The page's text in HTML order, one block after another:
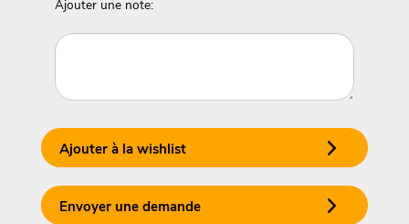
Ajouter une note:
Ajouter à la wishlist
Envoyer une demande